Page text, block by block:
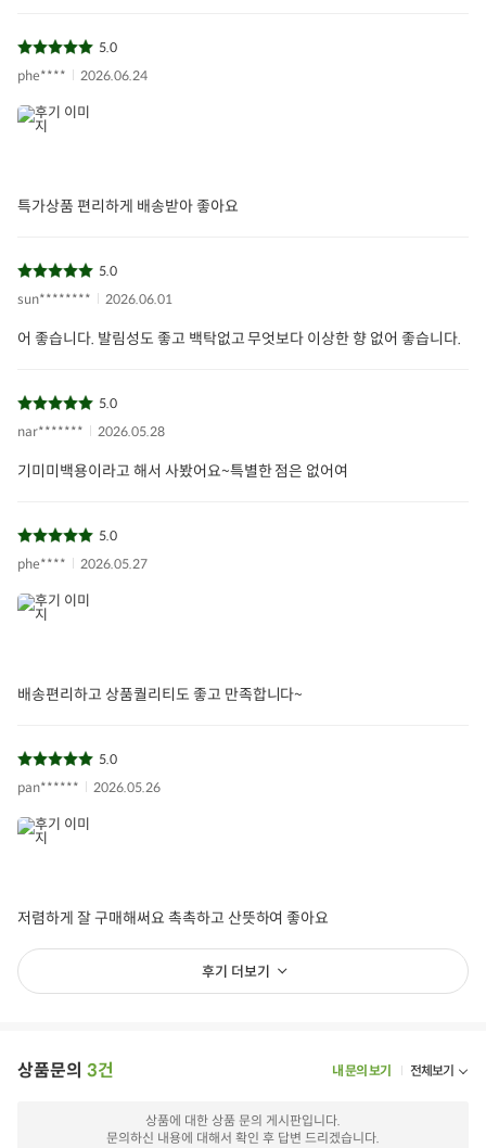
5.0
phe****
2026.06.24
특가상품 편리하게 배송받아 좋아요
5.0
sun********
2026.06.01
어 좋습니다. 발림성도 좋고 백탁없고 무엇보다 이상한 향 없어 좋습니다.
5.0
nar*******
2026.05.28
기미미백용이라고 해서 사봤어요~특별한 점은 없어여
5.0
phe****
2026.05.27
배송편리하고 상품퀄리티도 좋고 만족합니다~
5.0
pan******
2026.05.26
저렴하게 잘 구매해써요 촉촉하고 산뜻하여 좋아요
후기 더보기
상품문의 3건 내 문의 보기 전체보기
상품에 대한 상품 문의 게시판입니다.
문의하신 내용에 대해서 확인 후 답변 드리겠습니다.